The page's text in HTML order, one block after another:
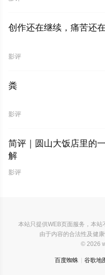
创作还在继续，痛苦还
影评
粪
影评
简评｜圆山大饭店里的
解
影评
本站只提供WEB页面服务，本
由于内容的合法性及健
© 2026
百度蜘蛛 谷歌地